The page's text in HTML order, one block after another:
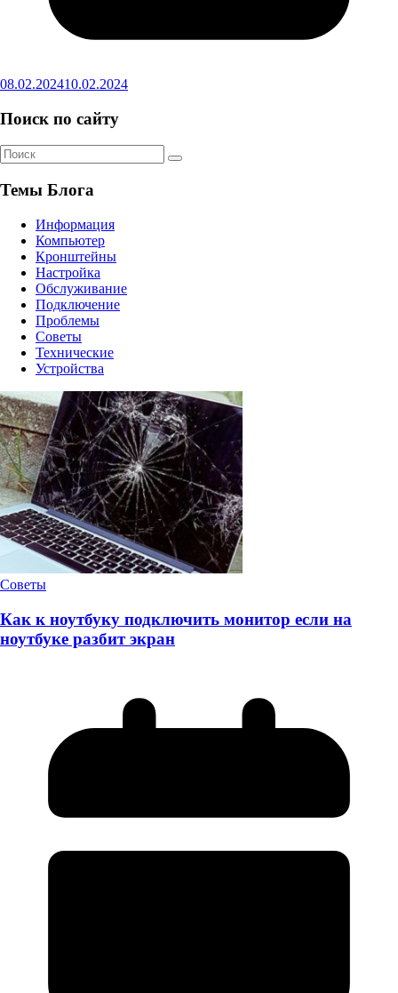
08.02.202410.02.2024
Поиск по сайту
Темы Блога
Информация
Компьютер
Кронштейны
Настройка
Обслуживание
Подключение
Проблемы
Советы
Технические
Устройства
Советы
Как к ноутбуку подключить монитор если на
ноутбуке разбит экран